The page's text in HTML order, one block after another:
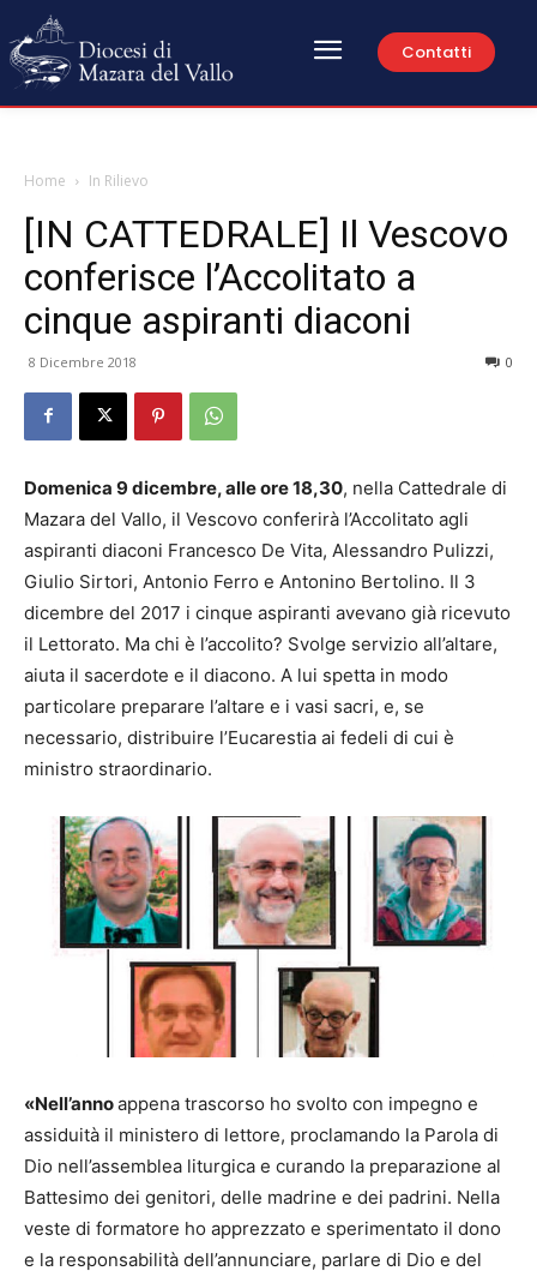
Contatti
Home In Rilievo
[IN CATTEDRALE] Il Vescovo
conferisce l’Accolitato a
cinque aspiranti diaconi
8 Dicembre 2018 0
Domenica 9 dicembre, alle ore 18,30, nella Cattedrale di
Mazara del Vallo, il Vescovo conferirà l’Accolitato agli
aspiranti diaconi Francesco De Vita, Alessandro Pulizzi,
Giulio Sirtori, Antonio Ferro e Antonino Bertolino. Il 3
dicembre del 2017 i cinque aspiranti avevano già ricevuto
il Lettorato. Ma chi è l’accolito? Svolge servizio all’altare,
aiuta il sacerdote e il diacono. A lui spetta in modo
particolare preparare l’altare e i vasi sacri, e, se
necessario, distribuire l’Eucarestia ai fedeli di cui è
ministro straordinario.
«Nell’annoappena trascorso ho svolto con impegno e
assiduità il ministero di lettore, proclamando la Parola di
Dio nell’assemblea liturgica e curando la preparazione al
Battesimo dei genitori, delle madrine e dei padrini. Nella
veste di formatore ho apprezzato e sperimentato il dono
e la responsabilità dell’annunciare, parlare di Dio e del